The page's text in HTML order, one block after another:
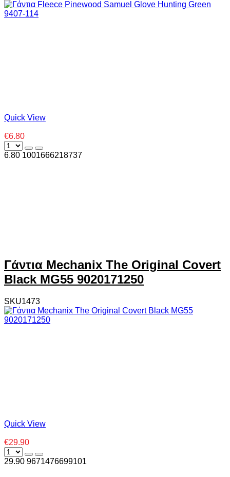
Quick View
€6.80
6.80 1001666218737
Γάντια Mechanix The Original Covert
Black MG55 9020171250
SKU1473
Quick View
€29.90
29.90 9671476699101